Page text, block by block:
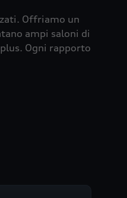
Offriamo un
ampi saloni di
Ogni rapporto